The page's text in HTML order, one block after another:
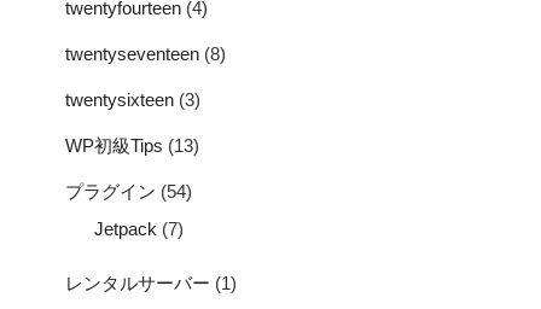
twentyfourteen (4)
twentyseventeen (8)
twentysixteen (3)
WP初級Tips (13)
プラグイン (54)
Jetpack (7)
レンタルサーバー (1)